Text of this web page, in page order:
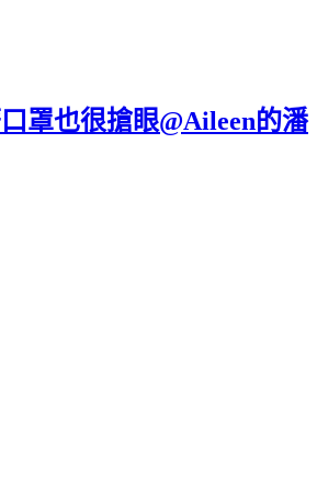
罩也很搶眼@Aileen的潘